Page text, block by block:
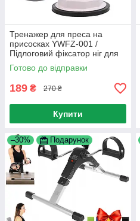
Тренажер для преса на
присосках YWFZ-001 /
Підлоговий фіксатор ніг для
фітнесу
Готово до відправки
189 ₴ 270 ₴
Купити
–30% Подарунок